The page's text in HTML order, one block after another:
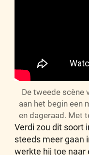
De tweede scène
aan het begin een
en dageraad. Met
Verdi zou dit soort
steeds meer gaan
werkte hij toe naar